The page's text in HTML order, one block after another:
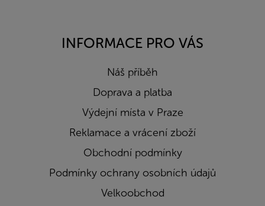
INFORMACE PRO VÁS
Náš příběh
Doprava a platba
Výdejní místa v Praze
Reklamace a vrácení zboží
Obchodní podmínky
Podmínky ochrany osobních údajů
Velkoobchod